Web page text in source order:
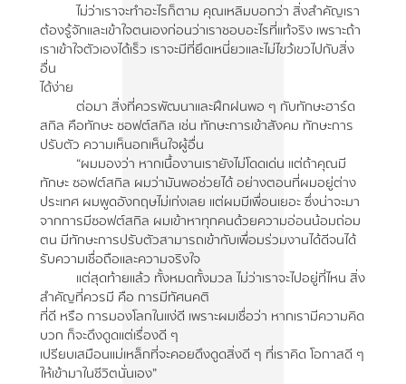
ไม่ว่าเราจะทำอะไรก็ตาม คุณเหลิมบอกว่า สิ่งสำคัญเรา
ต้องรู้จักและเข้าใจตนเองก่อนว่าเราชอบอะไรที่แท้จริง เพราะถ้า
เราเข้าใจตัวเองได้เร็ว เราจะมีที่ยึดเหนี่ยวและไม่ไขว้เขวไปกับสิ่ง
อื่น
ได้ง่าย
ต่อมา สิ่งที่ควรพัฒนาและฝึกฝนพอ ๆ กับทักษะฮาร์ด
สกิล คือทักษะ ซอฟต์สกิล เช่น ทักษะการเข้าสังคม ทักษะการ
ปรับตัว ความเห็นอกเห็นใจผู้อื่น
“ผมมองว่า หากเนื้องานเรายังไม่โดดเด่น แต่ถ้าคุณมี
ทักษะ ซอฟต์สกิล ผมว่ามันพอช่วยได้ อย่างตอนที่ผมอยู่ต่าง
ประเทศ ผมพูดอังกฤษไม่เก่งเลย แต่ผมมีเพื่อนเยอะ ซึ่งน่าจะมา
จากการมีซอฟต์สกิล ผมเข้าหาทุกคนด้วยความอ่อนน้อมถ่อม
ตน มีทักษะการปรับตัวสามารถเข้ากับเพื่อมร่วมงานได้ดีจนได้
รับความเชื่อถือและความจริงใจ
แต่สุดท้ายแล้ว ทั้งหมดทั้งมวล ไม่ว่าเราจะไปอยู่ที่ไหน สิ่ง
สำคัญที่ควรมี คือ การมีทัศนคติ
ที่ดี หรือ การมองโลกในแง่ดี เพราะผมเชื่อว่า หากเรามีความคิด
บวก ก็จะดึงดูดแต่เรื่องดี ๆ
เปรียบเสมือนแม่เหล็กที่จะคอยดึงดูดสิ่งดี ๆ ที่เราคิด โอกาสดี ๆ
ให้เข้ามาในชีวิตนั่นเอง”